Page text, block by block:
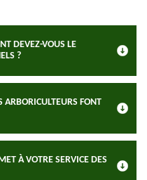
DEVEZ-VOUS LE
?
ARBORICULTEURS FONT
À VOTRE SERVICE DES